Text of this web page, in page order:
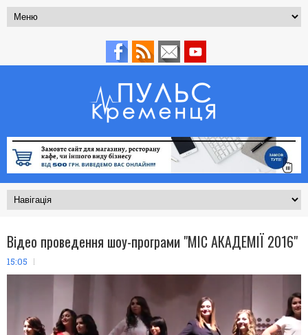
Відео проведення шоу-програми "МІС АКАДЕМІЇ 2016"
15:05